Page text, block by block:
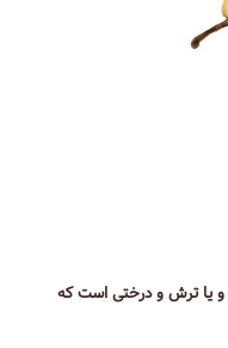
و یا ترش و درختی است که